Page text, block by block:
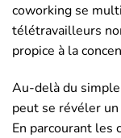
coworking se
télétravailleurs
propice à la
Au-delà du
peut se révéler
En parcourant